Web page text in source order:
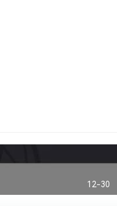
12-30